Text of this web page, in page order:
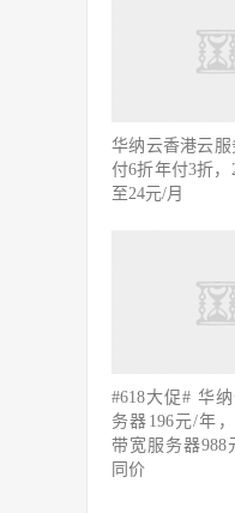
华纳云香港云服
付6折年付3折，
至24元/月
#618大促# 华
务器196元/年
带宽服务器988
同价